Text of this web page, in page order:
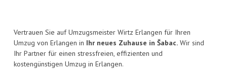
Vertrauen Sie auf Umzugsmeister Wirtz Erlangen für Ihren
Umzug von Erlangen in Ihr neues Zuhause in Šabac. Wir sind
Ihr Partner für einen stressfreien, effizienten und
kostengünstigen Umzug in Erlangen.